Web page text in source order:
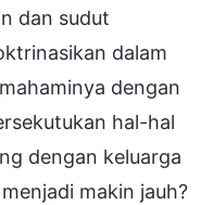
dan sudut
dalam
dengan
hal-hal
dengan keluarga
makin jauh?